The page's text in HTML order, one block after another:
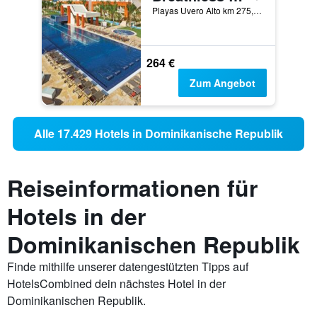
Playas Uvero Alto km 275, Punta Cana, Dominikanische Republik
264 €
Zum Angebot
Alle 17.429 Hotels in Dominikanische Republik
Reiseinformationen für
Hotels in der
Dominikanischen Republik
Finde mithilfe unserer datengestützten Tipps auf
HotelsCombined dein nächstes Hotel in der
Dominikanischen Republik.